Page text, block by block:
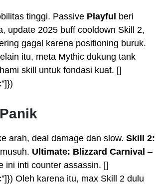
tinggi. Passive Playful beri
update 2025 buff cooldown Skill 2,
gagal karena positioning buruk.
itu, meta Mythic dukung tank
skill untuk fondasi kuat. []
arah, deal damage dan slow. Skill 2:
Ultimate: Blizzard Carnival –
ini inti counter assassin. []
Oleh karena itu, max Skill 2 dulu